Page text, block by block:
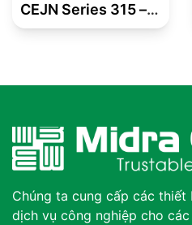
CEJN Series 315 –
Tiêu chuẩn châu Á
Chúng ta cung cấp các
dịch vụ công nghiệp cho